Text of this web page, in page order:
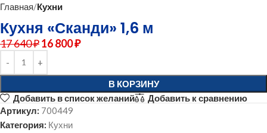
Главная Кухни
Кухня «Сканди» 1,6 м
17 640₽16 800₽
В КОРЗИНУ
Добавить в список желаний
Добавить к сравнению
Артикул: 700449
Категория: Кухни